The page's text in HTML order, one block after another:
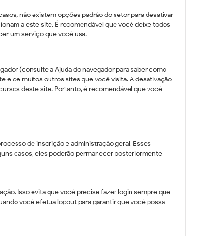
não existem opções padrão do setor para desativar
a este site. É recomendável que você deixe todos
um serviço que você usa.
(consulte a Ajuda do navegador para saber como
e de muitos outros sites que você visita. A desativação
deste site. Portanto, é recomendável que você
de inscrição e administração geral. Esses
casos, eles poderão permanecer posteriormente
Isso evita que você precise fazer login sempre que
você efetua logout para garantir que você possa